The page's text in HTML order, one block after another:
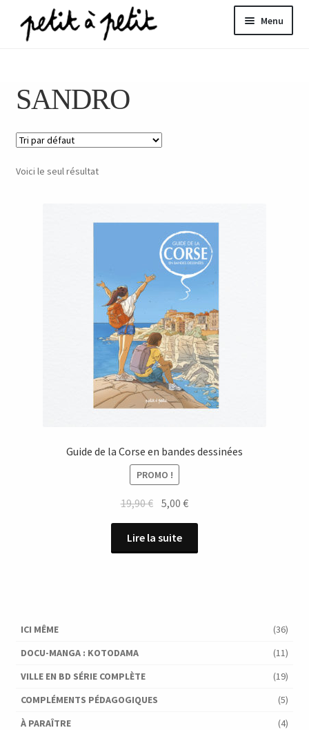
Aller
à
Aller
au
Menu
SANDRO
Voici le seul résultat
Guide de la Corse en bandes dessinées
PROMO !
19,90€ Le
initial
était :
5,00€Le
est :
Lire la suite
ICI MÊME
(36)
DOCU-MANGA : KOTODAMA
(11)
VILLE EN BD SÉRIE COMPLÈTE
(19)
COMPLÉMENTS PÉDAGOGIQUES
(5)
À PARAÎTRE
(4)